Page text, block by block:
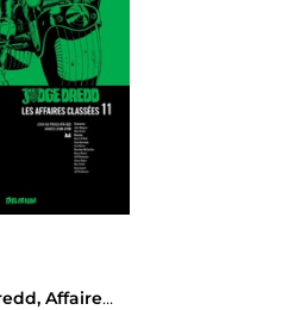
Judge Dredd, Affaires Classees 11